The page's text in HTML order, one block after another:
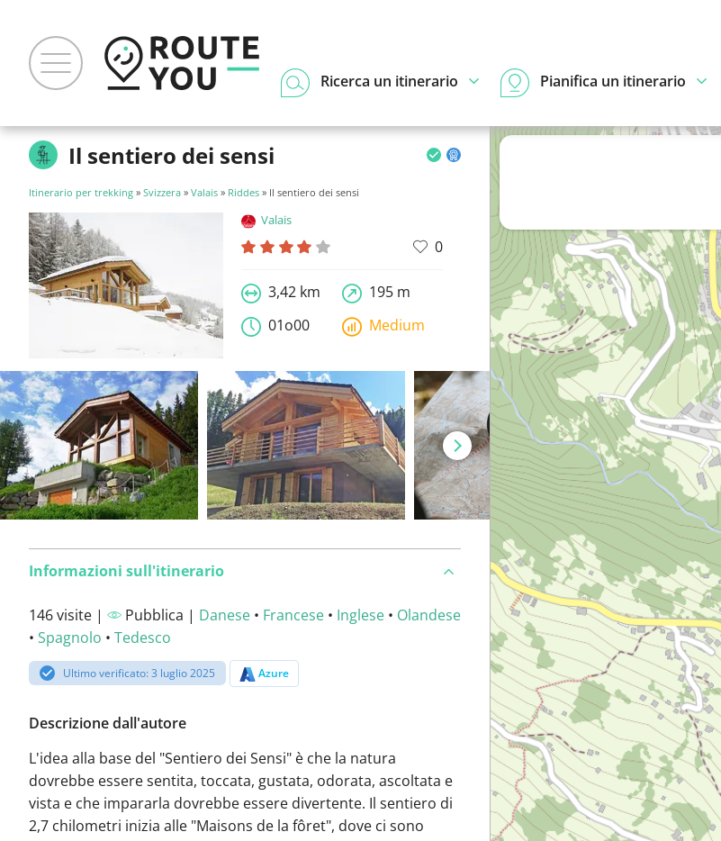
Ricerca un itinerario Pianifica un itinerario
Il sentiero dei sensi
Itinerario per trekking » Svizzera » Valais » Riddes » Il sentiero dei sensi
Valais
0
3,42 km
195 m
01o00
Medium
Informazioni sull'itinerario
146 visite | Pubblica | Danese • Francese • Inglese • Olandese
• Spagnolo • Tedesco
Ultimo verificato: 3 luglio 2025 Azure
Descrizione dall'autore
L'idea alla base del "Sentiero dei Sensi" è che la natura
dovrebbe essere sentita, toccata, gustata, odorata, ascoltata e
vista e che impararla dovrebbe essere divertente. Il sentiero di
2,7 chilometri inizia alle "Maisons de la fôret", dove ci sono